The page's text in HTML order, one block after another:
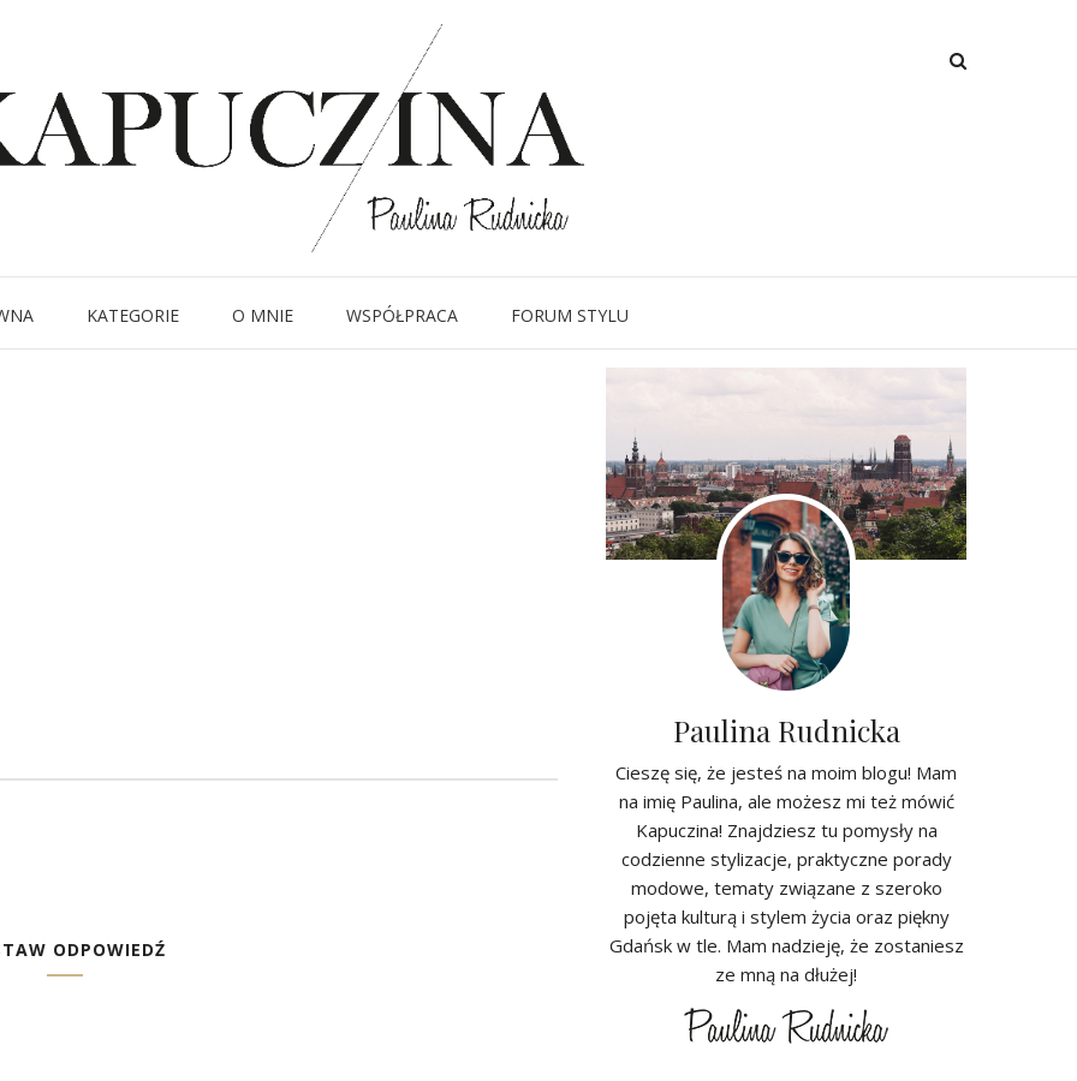
KATEGORIE O MNIE WSPÓŁPRACA FORUM STYLU
stylizacja orsay blog
modowy
Kapuczina
ODPOWIEDŹ
Paulina Rudnicka
Cieszę się, że jesteś na moim blogu! Mam
na imię Paulina, ale możesz mi też mówić
Kapuczina! Znajdziesz tu pomysły na
codzienne stylizacje, praktyczne porady
modowe, tematy związane z szeroko
pojęta kulturą i stylem życia oraz piękny
Gdańsk w tle. Mam nadzieję, że zostaniesz
ze mną na dłużej!